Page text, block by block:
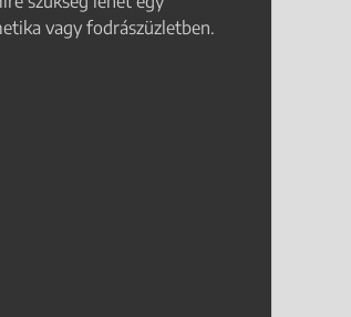
vagy fodrászüzletben.